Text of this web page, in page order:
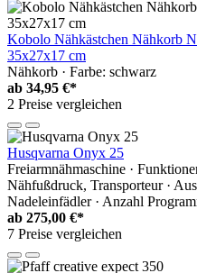
Kobolo Nähkästchen Nähkorb
35x27x17 cm
Nähkorb · Farbe: schwarz
ab 34,95 €*
2 Preise vergleichen
Husqvarna Onyx 25
Freiarmnähmaschine ·
Nähfußdruck, Transporteur ·
Nadeleinfädler · Anzahl
ab 275,00 €*
7 Preise vergleichen